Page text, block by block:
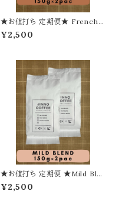
★お値打ち 定期便★ French
Blend（フレンチブレンド）【豆】
¥2,500
★お値打ち 定期便 ★Mild Ble
nd（マイルドブレンド）【豆】
¥2,500